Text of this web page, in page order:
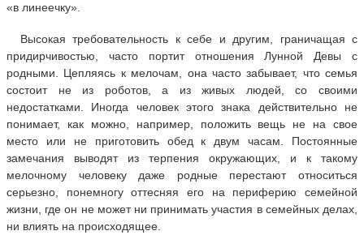
«в линеечку».
Высокая требовательность к себе и другим, граничащая с
придирчивостью, часто портит отношения Лунной Девы с
родными. Цепляясь к мелочам, она часто забывает, что семья
состоит не из роботов, а из живых людей, со своими
недостатками. Иногда человек этого знака действительно не
понимает, как можно, например, положить вещь не на свое
место или не приготовить обед к двум часам. Постоянные
замечания выводят из терпения окружающих, и к такому
мелочному человеку даже родные перестают относиться
серьезно, понемногу оттесняя его на периферию семейной
жизни, где он не может ни принимать участия в семейных делах,
ни влиять на происходящее.